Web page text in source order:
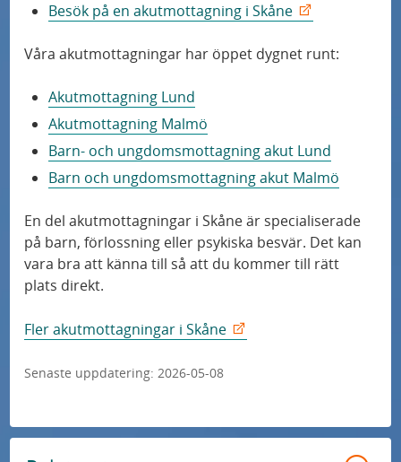
Besök på en akutmottagning i Skåne
Våra akutmottagningar har öppet dygnet runt:
Akutmottagning Lund
Akutmottagning Malmö
Barn- och ungdomsmottagning akut Lund
Barn och ungdomsmottagning akut Malmö
En del akutmottagningar i Skåne är specialiserade
på barn, förlossning eller psykiska besvär. Det kan
vara bra att känna till så att du kommer till rätt
plats direkt.
Fler akutmottagningar i Skåne
Senaste uppdatering: 2026-05-08